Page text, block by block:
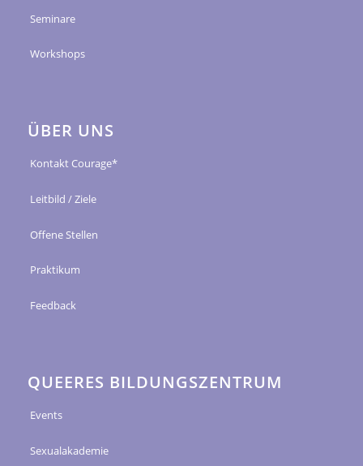
Seminare
Workshops
ÜBER UNS
Kontakt Courage*
Leitbild / Ziele
Offene Stellen
Praktikum
Feedback
QUEERES BILDUNGSZENTRUM
Events
Sexualakademie